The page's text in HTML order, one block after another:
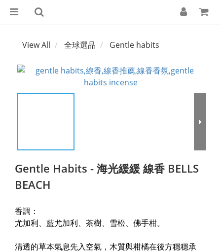
View All 全球選品 Gentle habits
Gentle Habits - 海光緩緩 線香 BELLS
BEACH
香調：
尤加利、藍尤加利、茶樹、雪松、佛手柑。
清透的草本氣息先入空氣，木質與柑橘在後方穩穩承